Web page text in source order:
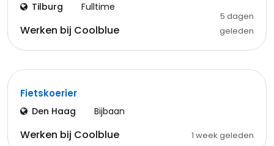
Tilburg Fulltime
Werken bij Coolblue
5 dagen
geleden
Fietskoerier
Den Haag Bijbaan
Werken bij Coolblue 1 week geleden